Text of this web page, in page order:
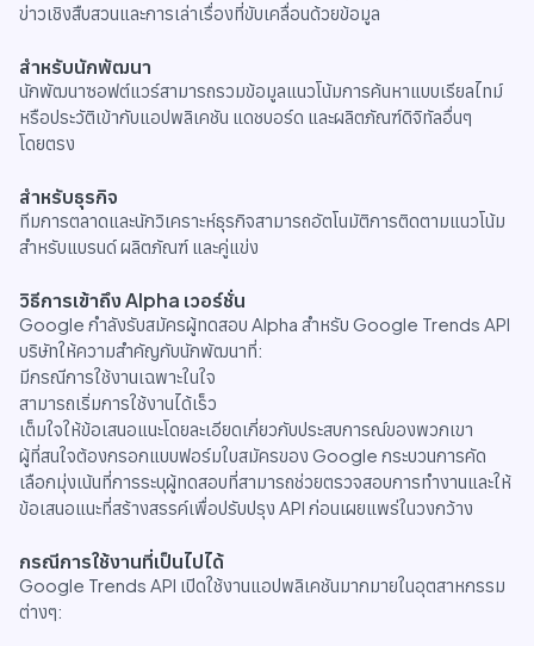
ข่าวเชิงสืบสวนและการเล่าเรื่องที่ขับเคลื่อนด้วยข้อมูล
สำหรับนักพัฒนา
นักพัฒนาซอฟต์แวร์สามารถรวมข้อมูลแนวโน้มการค้นหาแบบเรียลไทม์
หรือประวัติเข้ากับแอปพลิเคชัน แดชบอร์ด และผลิตภัณฑ์ดิจิทัลอื่นๆ
โดยตรง
สำหรับธุรกิจ
ทีมการตลาดและนักวิเคราะห์ธุรกิจสามารถอัตโนมัติการติดตามแนวโน้ม
สำหรับแบรนด์ ผลิตภัณฑ์ และคู่แข่ง
วิธีการเข้าถึง Alpha เวอร์ชั่น
Google กำลังรับสมัครผู้ทดสอบ Alpha สำหรับ Google Trends API
บริษัทให้ความสำคัญกับนักพัฒนาที่:
มีกรณีการใช้งานเฉพาะในใจ
สามารถเริ่มการใช้งานได้เร็ว
เต็มใจให้ข้อเสนอแนะโดยละเอียดเกี่ยวกับประสบการณ์ของพวกเขา
ผู้ที่สนใจต้องกรอกแบบฟอร์มใบสมัครของ Google กระบวนการคัด
เลือกมุ่งเน้นที่การระบุผู้ทดสอบที่สามารถช่วยตรวจสอบการทำงานและให้
ข้อเสนอแนะที่สร้างสรรค์เพื่อปรับปรุง API ก่อนเผยแพร่ในวงกว้าง
กรณีการใช้งานที่เป็นไปได้
Google Trends API เปิดใช้งานแอปพลิเคชันมากมายในอุตสาหกรรม
ต่างๆ: